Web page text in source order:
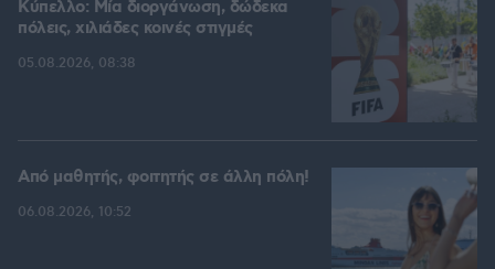
Kύπελλο: Μία διοργάνωση, δώδεκα
πόλεις, χιλιάδες κοινές στιγμές
05.08.2026, 08:38
Από μαθητής, φοιτητής σε άλλη πόλη!
06.08.2026, 10:52